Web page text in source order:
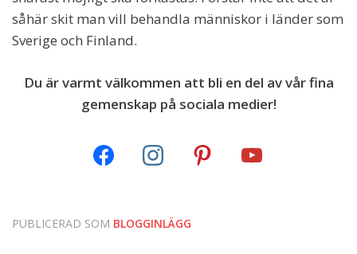
såhär skit man vill behandla människor i länder som
Sverige och Finland.
Du är varmt välkommen att bli en del av vår fina
gemenskap på sociala medier!
PUBLICERAD SOM BLOGGINLÄGG